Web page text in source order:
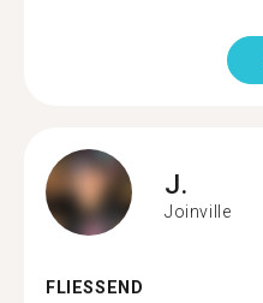
J.
Joinville
FLIESSEND